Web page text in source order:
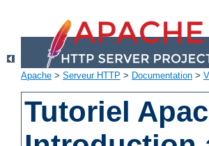
Apache > Serveur HTTP > Documentation >
Tutoriel